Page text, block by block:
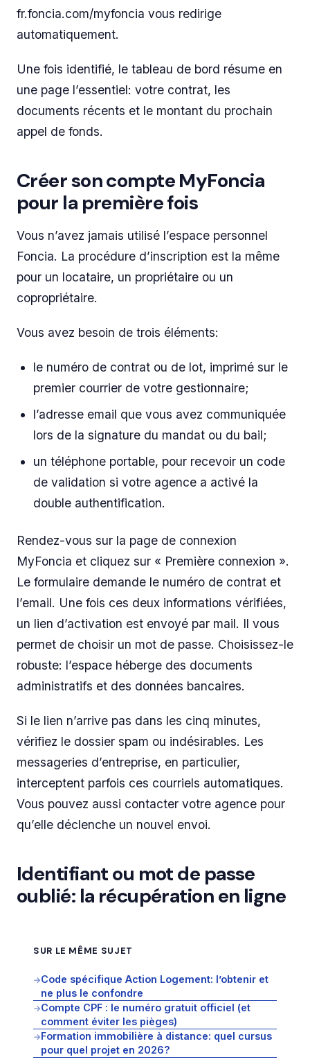
fr.foncia.com/myfoncia vous redirige
automatiquement.
Une fois identifié, le tableau de bord résume en
une page l’essentiel: votre contrat, les
documents récents et le montant du prochain
appel de fonds.
Créer son compte MyFoncia
pour la première fois
Vous n’avez jamais utilisé l’espace personnel
Foncia. La procédure d’inscription est la même
pour un locataire, un propriétaire ou un
copropriétaire.
Vous avez besoin de trois éléments:
le numéro de contrat ou de lot, imprimé sur le
premier courrier de votre gestionnaire;
l’adresse email que vous avez communiquée
lors de la signature du mandat ou du bail;
un téléphone portable, pour recevoir un code
de validation si votre agence a activé la
double authentification.
Rendez-vous sur la page de connexion
MyFoncia et cliquez sur « Première connexion ».
Le formulaire demande le numéro de contrat et
l’email. Une fois ces deux informations vérifiées,
un lien d’activation est envoyé par mail. Il vous
permet de choisir un mot de passe. Choisissez-le
robuste: l’espace héberge des documents
administratifs et des données bancaires.
Si le lien n’arrive pas dans les cinq minutes,
vérifiez le dossier spam ou indésirables. Les
messageries d’entreprise, en particulier,
interceptent parfois ces courriels automatiques.
Vous pouvez aussi contacter votre agence pour
qu’elle déclenche un nouvel envoi.
Identifiant ou mot de passe
oublié: la récupération en ligne
SUR LE MÊME SUJET
→Code spécifique Action Logement: l’obtenir et
ne plus le confondre
→Compte CPF : le numéro gratuit officiel (et
comment éviter les pièges)
→Formation immobilière à distance: quel cursus
pour quel projet en 2026?